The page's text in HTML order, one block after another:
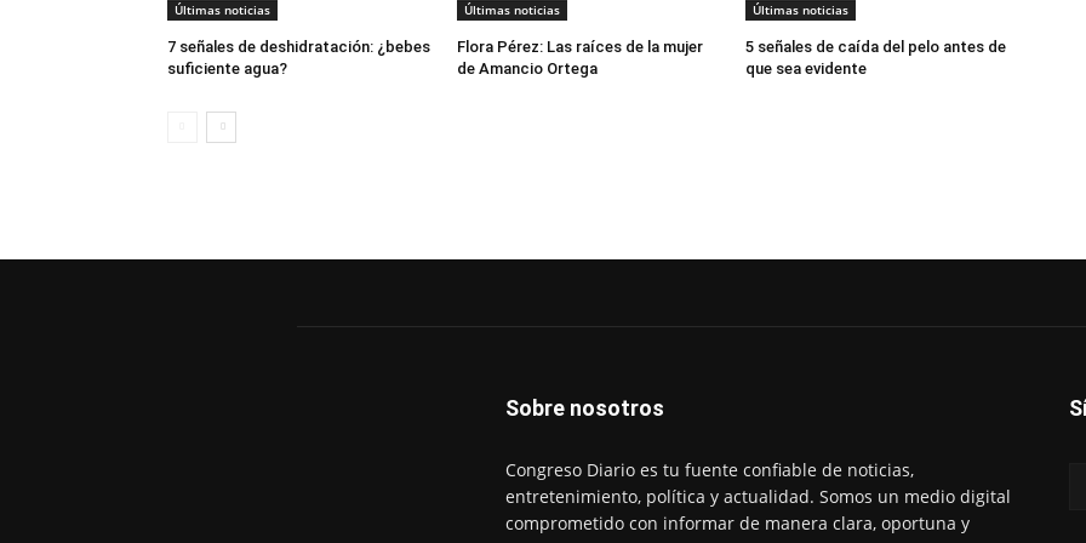
Últimas noticias
7 señales de deshidratación: ¿bebes
suficiente agua?
Últimas noticias
Flora Pérez: Las raíces de la mujer
de Amancio Ortega
Últimas noticias
5 señales de caída del pelo antes de
que sea evidente
Sobre nosotros
Congreso Diario es tu fuente confiable de noticias,
entretenimiento, política y actualidad. Somos un medio digital
comprometido con informar de manera clara, oportuna y